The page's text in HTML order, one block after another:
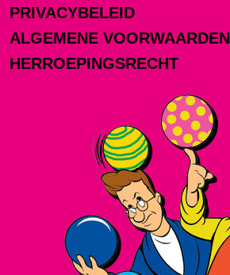
PRIVACYBELEID
ALGEMENE VOORWAARDEN
HERROEPINGSRECHT